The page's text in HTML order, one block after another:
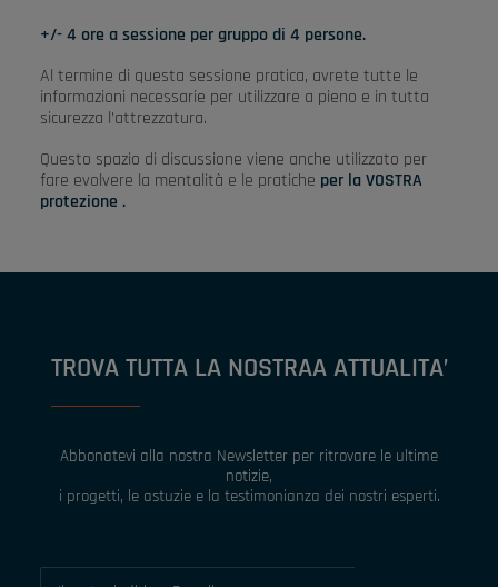
+/- 4 ore a sessione per gruppo di 4 persone.
Al termine di questa sessione pratica, avrete tutte le
informazioni necessarie per utilizzare a pieno e in tutta
sicurezza l’attrezzatura.
Questo spazio di discussione viene anche utilizzato per
fare evolvere la mentalità e le pratiche per la VOSTRA
protezione .
TROVA TUTTA LA NOSTRAA ATTUALITA’
Abbonatevi alla nostra Newsletter per ritrovare le ultime
notizie,
i progetti, le astuzie e la testimonianza dei nostri esperti.